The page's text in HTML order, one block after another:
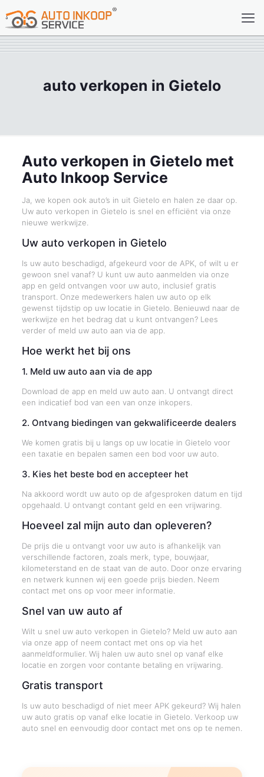
auto verkopen in Gietelo
Auto verkopen in Gietelo met
Auto Inkoop Service
Ja, we kopen ook auto’s in uit Gietelo en halen ze daar op.
Uw auto verkopen in Gietelo is snel en efficiënt via onze
nieuwe werkwijze.
Uw auto verkopen in Gietelo
Is uw auto beschadigd, afgekeurd voor de APK, of wilt u er
gewoon snel vanaf? U kunt uw auto aanmelden via onze
app en geld ontvangen voor uw auto, inclusief gratis
transport. Onze medewerkers halen uw auto op elk
gewenst tijdstip op uw locatie in Gietelo. Benieuwd naar de
werkwijze en het bedrag dat u kunt ontvangen? Lees
verder of meld uw auto aan via de app.
Hoe werkt het bij ons
1. Meld uw auto aan via de app
Download de app en meld uw auto aan. U ontvangt direct
een indicatief bod van een van onze inkopers.
2. Ontvang biedingen van gekwalificeerde dealers
We komen gratis bij u langs op uw locatie in Gietelo voor
een taxatie en bepalen samen een bod voor uw auto.
3. Kies het beste bod en accepteer het
Na akkoord wordt uw auto op de afgesproken datum en tijd
opgehaald. U ontvangt contant geld en een vrijwaring.
Hoeveel zal mijn auto dan opleveren?
De prijs die u ontvangt voor uw auto is afhankelijk van
verschillende factoren, zoals merk, type, bouwjaar,
kilometerstand en de staat van de auto. Door onze ervaring
en netwerk kunnen wij een goede prijs bieden. Neem
contact met ons op voor meer informatie.
Snel van uw auto af
Wilt u snel uw auto verkopen in Gietelo? Meld uw auto aan
via onze app of neem contact met ons op via het
aanmeldformulier. Wij halen uw auto snel op vanaf elke
locatie en zorgen voor contante betaling en vrijwaring.
Gratis transport
Is uw auto beschadigd of niet meer APK gekeurd? Wij halen
uw auto gratis op vanaf elke locatie in Gietelo. Verkoop uw
auto snel en eenvoudig door contact met ons op te nemen.